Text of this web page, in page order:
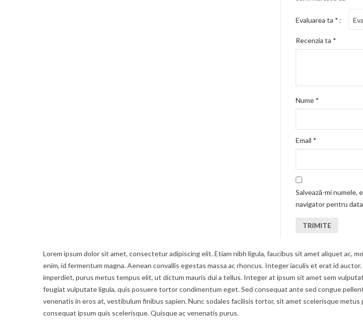
Evaluarea ta *
Recenzia ta *
Nume *
Email *
Salvează-mi numele,
navigator pentru
Lorem ipsum dolor sit amet, consectetur adipiscing elit. Etiam nibh ligula, faucibus sit amet aliquet ac,
enim, id fermentum magna. Aenean convallis egestas massa ac rhoncus. Integer iaculis et erat id
imperdiet, purus metus tempus elit, ut dictum mauris dui a tellus. Integer at ipsum sit amet sem
feugiat vulputate ligula, quis posuere tortor condimentum eget. Sed consequat ante sed congue
venenatis in eros at, vestibulum finibus sapien. Nunc sodales facilisis tortor, sit amet scelerisque
consequat ipsum quis scelerisque. Quisque ac venenatis purus.